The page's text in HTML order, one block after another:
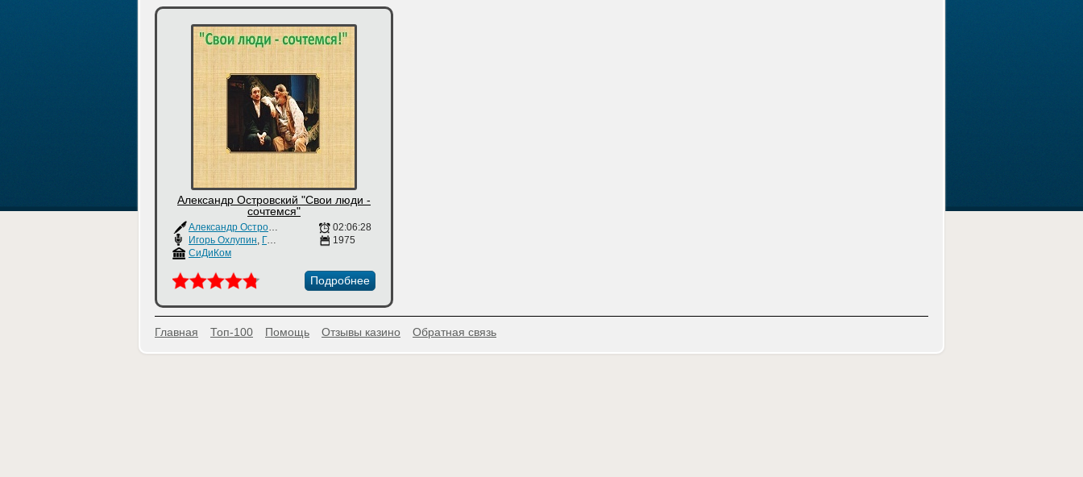
Александр Островский "Свои люди -
сочтемся"
Александр Островский
Игорь Охлупин, Галина Виноградова
СиДиКом
02:06:28
1975
Подробнее
Главная Топ-100 Помощь Отзывы казино Обратная связь